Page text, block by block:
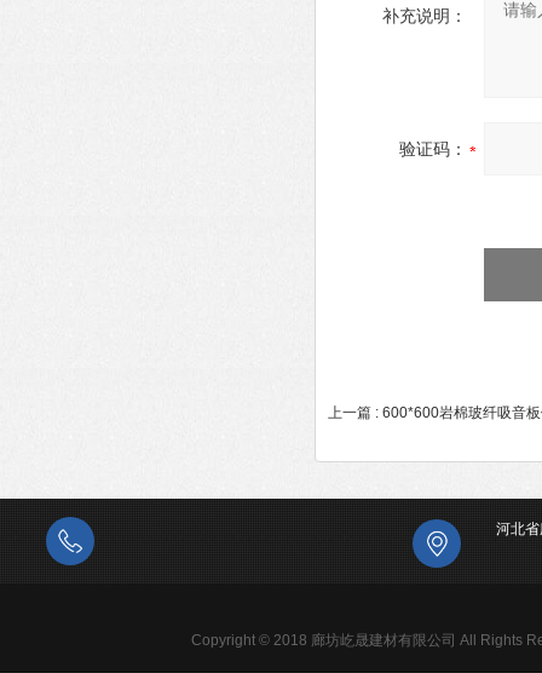
补充说明：
验证码：
上一篇 : 600*600岩棉玻纤吸音
河北
Copyright © 2018 廊坊屹晟建材有限公司 All Rights